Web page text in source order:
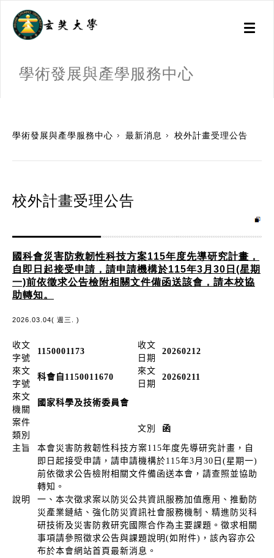
Toggle
學術發展與產學服務中心
學術發展與產學服務中心 最新消息 校外計畫受理公告
校外計畫受理公告
國科會災害防救韌性科技方案115年度先導研究計畫，
自即日起接受申請，請申請機構於115年3月30日(星期
一)前依徵求公告檢附相關文件備函送該會，請本校協
助轉知。
2026.03.04( 週三. )
收文
字號
1150001173
收文
日期
20260212
來文
字號
科會自1150011670
來文
日期
20260211
來文
機關
國家科學及技術委員會
案件
類別
文別 函
主旨
本會災害防救韌性科技方案115年度先導研究計畫，自
即日起接受申請，請申請機構於115年3月30日(星期一)
前依徵求公告檢附相關文件備函送本會，請查照並協助
轉知。
說明
一、本次徵求案以防災公共資訊服務加值應用、推動防
災產業鏈結、強化防災資訊社會服務機制、精進防災科
研技術及災害防救研究國際合作為主要課題。徵求相關
事項請參照徵求公告與課題說明(如附件)，該內容亦公
布於本會網站首頁最新消息。